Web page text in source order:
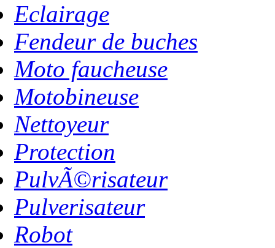
Eclairage
Fendeur de buches
Moto faucheuse
Motobineuse
Nettoyeur
Protection
PulvÃ©risateur
Pulverisateur
Robot